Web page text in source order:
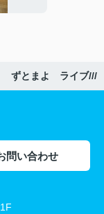
ずとまよ ライブ///
問い合わせ